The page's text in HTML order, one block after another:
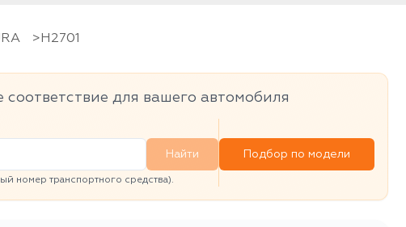
H2701
соответствие для вашего автомобиля
Найти
номер транспортного средства).
Подбор по модели